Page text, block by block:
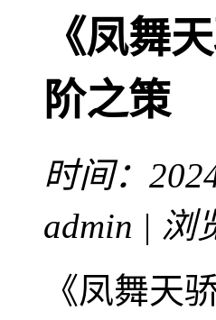
《凤舞
阶之策
时间：
admin | 浏
《凤舞天